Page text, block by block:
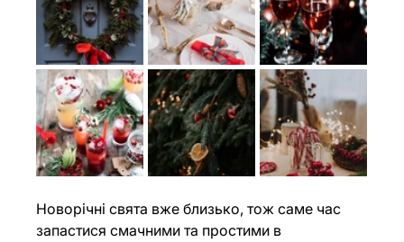
Новорічні свята вже близько, тож саме час
запастися смачними та простими в